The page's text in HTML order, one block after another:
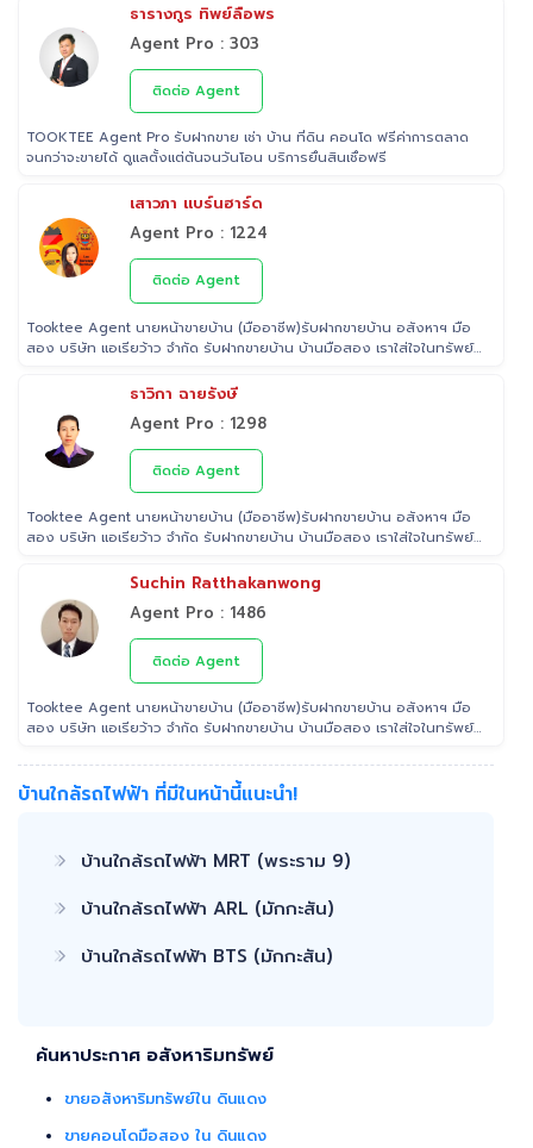
อสังหาริมทรัพย์ไทย 🚩 Property Consultant ที่ Tooktee ขาย-ซื้อ บ้าน
มือสอง อสังหาริมทรัพย์ กรุงเทพและปริมณฑล 🚩 อนุกรรม ที่สมาคมนาย
หน้า อสังหาริมทรัพย์ 🚩 อดีต Sale นายหน้าอสังหาริมทรัพย์ ที่ RE/MAX
และ ERA
ธารางกูร ทิพย์ลือพร
Agent Pro : 303
ติดต่อ Agent
TOOKTEE Agent Pro รับฝากขาย เช่า บ้าน ที่ดิน คอนโด ฟรีค่าการตลาด
จนกว่าจะขายได้ ดูแลตั้งแต่ต้นจนวันโอน บริการยื่นสินเชื่อฟรี
เสาวภา แบร์นฮาร์ด
Agent Pro : 1224
ติดต่อ Agent
Tooktee Agent นายหน้าขายบ้าน (มืออาชีพ)รับฝากขายบ้าน อสังหาฯ มือ
สอง บริษัท แอเรียว้าว จำกัด รับฝากขายบ้าน บ้านมือสอง เราใส่ใจในทรัพย์
ตั้งแต่การประเมินราคา ถ่ายรูป/ทำการตลาด/โฆษณาผ่านสื่อต่างๆ/ เดินสิน
ขายที่ดิน และอสังหาริมทรัพย์ทุกประเภทได้ โดยทีมงานมืออาชีพ กว่า 2,000
ท่าน ที่มีประสบการณ์ด้านอสังหาริมทรัพย์ มากกว่า 25 ปี ครอบคลุมทั่วพื้นที่
กรุงเทพฯ ปริมณฑล โดยมีพันธมิตรธนาคารหลายแห่ง และทีมนิติกรรมของ
กรมที่ดินทุกพื้นที่ ไร้กังวลเรื่องการโอนกรรมสิทธิ์
ธาวิกา ฉายรังษี
Agent Pro : 1298
ติดต่อ Agent
Tooktee Agent นายหน้าขายบ้าน (มืออาชีพ)รับฝากขายบ้าน อสังหาฯ มือ
สอง บริษัท แอเรียว้าว จำกัด รับฝากขายบ้าน บ้านมือสอง เราใส่ใจในทรัพย์
ตั้งแต่การประเมินราคา ถ่ายรูป/ทำการตลาด/โฆษณาผ่านสื่อต่างๆ/ เดินสิน
เชื่อ จนไปถึงขั้นตอนการโอนฯกรรมสิทธิ์ รับฝากขายเพื่อให้ลูกค้าขายบ้าน
ขายที่ดิน และอสังหาริมทรัพย์ทุกประเภทได้ โดยทีมงานมืออาชีพ กว่า 2,000
ท่าน ที่มีประสบการณ์ด้านอสังหาริมทรัพย์ มากกว่า 25 ปี ครอบคลุมทั่วพื้นที่
กรุงเทพฯ ปริมณฑล โดยมีพันธมิตรธนาคารหลายแห่ง และทีมนิติกรรมของ
กรมที่ดินทุกพื้นที่ ไร้กังวลเรื่องการโอนกรรมสิทธิ์
Suchin Ratthakanwong
Agent Pro : 1486
ติดต่อ Agent
Tooktee Agent นายหน้าขายบ้าน (มืออาชีพ)รับฝากขายบ้าน อสังหาฯ มือ
สอง บริษัท แอเรียว้าว จำกัด รับฝากขายบ้าน บ้านมือสอง เราใส่ใจในทรัพย์
ตั้งแต่การประเมินราคา ถ่ายรูป/ทำการตลาด/โฆษณาผ่านสื่อต่างๆ/ เดินสิน
เชื่อ จนไปถึงขั้นตอนการโอนฯกรรมสิทธิ์ รับฝากขายเพื่อให้ลูกค้าขายบ้าน
กรุงเทพฯ ปริมณฑล โดยมีพันธมิตรธนาคารหลายแห่ง และทีมนิติกรรมของ
กรมที่ดินทุกพื้นที่ ไร้กังวลเรื่องการโอนกรรมสิทธิ์
บ้านใกล้รถไฟฟ้า ที่มีในหน้านี้แนะนำ!
บ้านใกล้รถไฟฟ้า MRT (พระราม 9)
บ้านใกล้รถไฟฟ้า ARL (มักกะสัน)
บ้านใกล้รถไฟฟ้า BTS (มักกะสัน)
ค้นหาประกาศ อสังหาริมทรัพย์
ขายอสังหาริมทรัพย์ใน ดินแดง
ขายคอนโดมือสอง ใน ดินแดง